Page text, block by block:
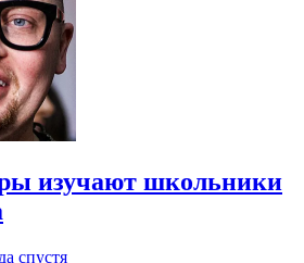
изучают школьники
спустя